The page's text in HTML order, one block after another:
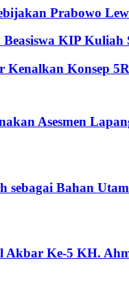
Prabowo
KIP
Konsep
Asesmen
sebagai Bahan
Akbar Ke-5 KH.